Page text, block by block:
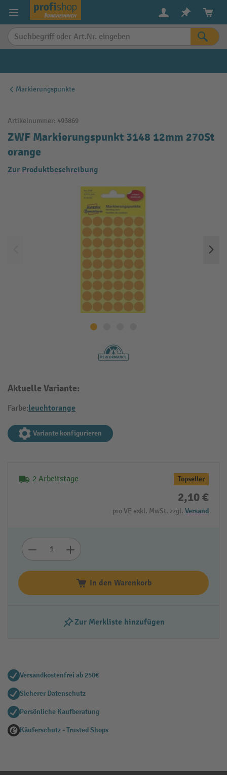
springen
Markierungspunkte
Artikelnummer: 493869
ZWF Markierungspunkt 3148 12mm 270St
orange
Zur Produktbeschreibung
Aktuelle Variante:
Farbe:leuchtorange
Variante konfigurieren
2 Arbeitstage Topseller
2,10 €
pro VE exkl. MwSt. zzgl. Versand
In den Warenkorb
Zur Merkliste hinzufügen
Versandkostenfrei ab 250€
Sicherer Datenschutz
Persönliche Kaufberatung
Käuferschutz - Trusted Shops